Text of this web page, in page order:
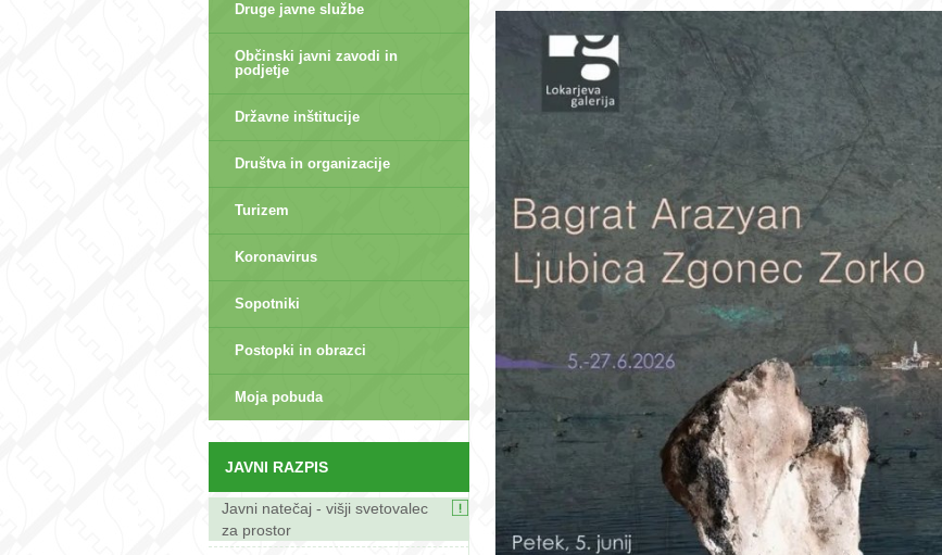
Druge javne službe
Občinski javni zavodi in
podjetje
Državne inštitucije
Društva in organizacije
Turizem
Koronavirus
Sopotniki
Postopki in obrazci
Moja pobuda
JAVNI RAZPIS
Javni natečaj - višji svetovalec
za prostor